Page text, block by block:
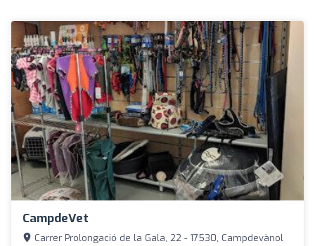
CampdeVet
Carrer Prolongació de la Gala, 22 - 17530, Campdevànol